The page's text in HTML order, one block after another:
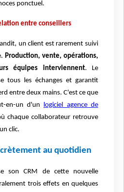
ponctuel.
entre conseillers
un client est rarement suivi
Production, vente, opérations,
équipes interviennent. Le
tous les échanges et garantit
entre deux mains. C'est ce que
en-un d'un logiciel agence de
chaque collaborateur retrouve
clic.
au quotidien
son CRM de cette nouvelle
trois effets en quelques